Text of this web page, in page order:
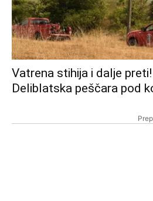
Vatrena stihija i dalje
Deliblatska peščara pod